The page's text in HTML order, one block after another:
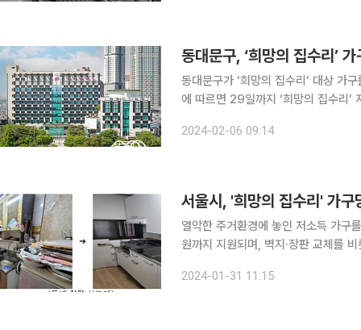
동대문구, ‘희망의 집수리’
동대문구가 ‘희망의 집수리’ 대상 가구를
에 따르면 29일까지 ‘희망의 집수리
창호 등을 수리해주는 주거환경 개선
2024-02-06 09:14
서울시, '희망의 집수리' 가
열악한 주거환경에 놓인 저소득 가구
원까지 지원되며, 벽지·장판 교체를
선하는 ‘희망의 집수리’ 사업에 참여
2024-01-31 11:15